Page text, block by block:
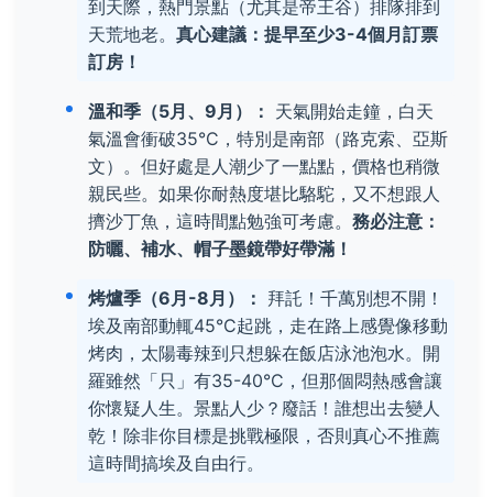
到天際，熱門景點（尤其是帝王谷）排隊排到
天荒地老。 真心建議：提早至少3-4個月訂票
訂房！
溫和季（5月、9月）： 天氣開始走鐘，白天
氣溫會衝破35°C，特別是南部（路克索、亞斯
文）。但好處是人潮少了一點點，價格也稍微
親民些。如果你耐熱度堪比駱駝，又不想跟人
擠沙丁魚，這時間點勉強可考慮。 務必注意：
防曬、補水、帽子墨鏡帶好帶滿！
烤爐季（6月-8月）： 拜託！千萬別想不開！
埃及南部動輒45°C起跳，走在路上感覺像移動
烤肉，太陽毒辣到只想躲在飯店泳池泡水。開
羅雖然「只」有35-40°C，但那個悶熱感會讓
你懷疑人生。景點人少？廢話！誰想出去變人
乾！除非你目標是挑戰極限，否則真心不推薦
這時間搞埃及自由行。